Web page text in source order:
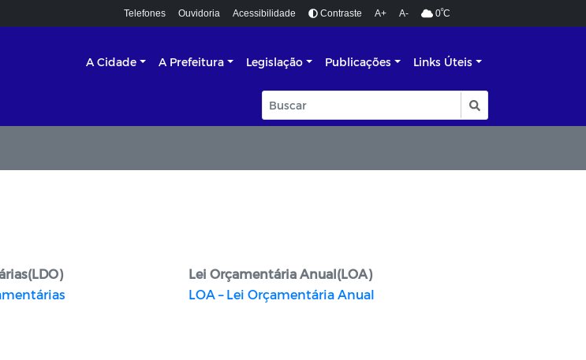
Telefones Ouvidoria Acessibilidade Contraste A+ A- 0ºC
A Cidade A Prefeitura Legislação Publicações Links Úteis
Lei Orçamentária Anual(LOA)
LOA – Lei Orçamentária Anual